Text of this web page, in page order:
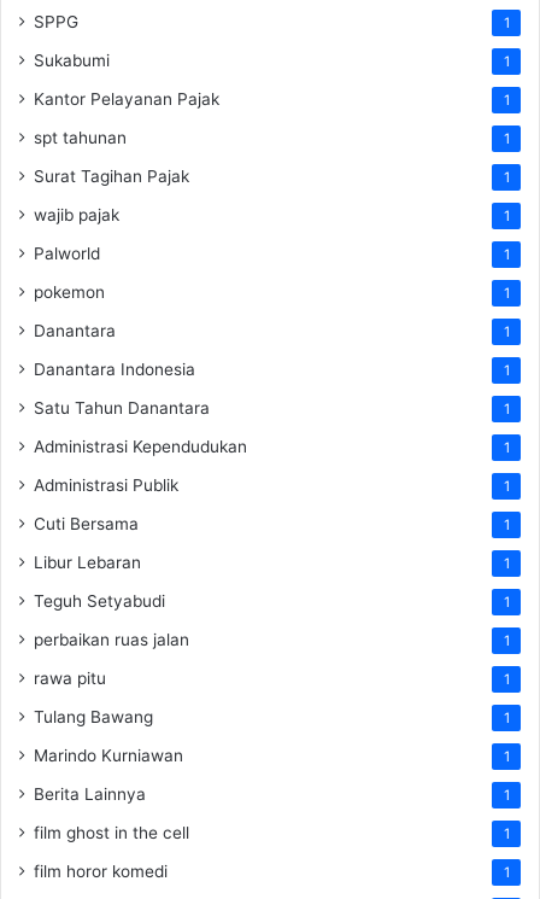
SPPG 1
Sukabumi 1
Kantor Pelayanan Pajak 1
spt tahunan 1
Surat Tagihan Pajak 1
wajib pajak 1
Palworld 1
pokemon 1
Danantara 1
Danantara Indonesia 1
Satu Tahun Danantara 1
Administrasi Kependudukan 1
Administrasi Publik 1
Cuti Bersama 1
Libur Lebaran 1
Teguh Setyabudi 1
perbaikan ruas jalan 1
rawa pitu 1
Tulang Bawang 1
Marindo Kurniawan 1
Berita Lainnya 1
film ghost in the cell 1
film horor komedi 1